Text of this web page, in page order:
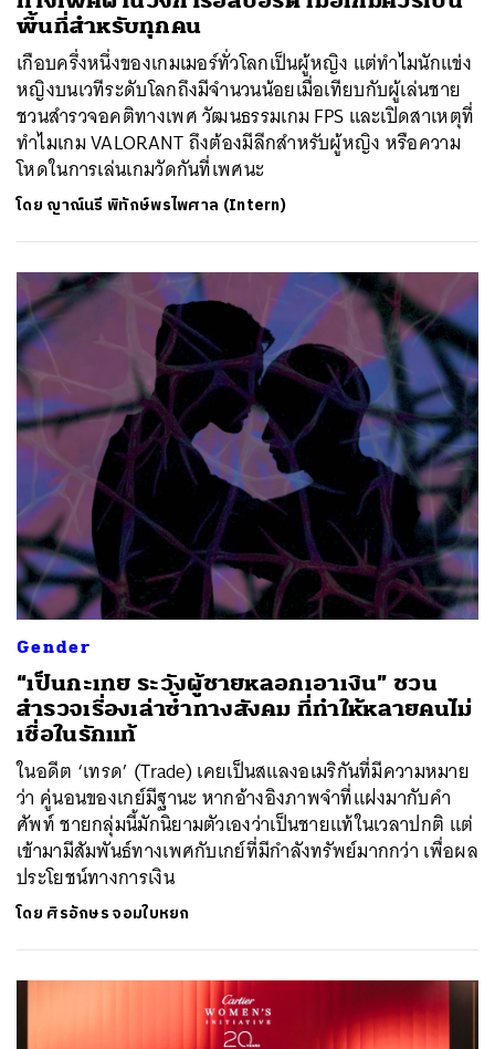
พื้นที่สำหรับทุกคน
เกือบครึ่งหนึ่งของเกมเมอร์ทั่วโลกเป็นผู้หญิง แต่ทำไมนักแข่ง
หญิงบนเวทีระดับโลกถึงมีจำนวนน้อยเมื่อเทียบกับผู้เล่นชาย
ชวนสำรวจอคติทางเพศ วัฒนธรรมเกม FPS และเปิดสาเหตุที่
ทำไมเกม VALORANT ถึงต้องมีลีกสำหรับผู้หญิง หรือความ
โหดในการเล่นเกมวัดกันที่เพศนะ
โดย ญาณ์นรี พิทักษ์พรไพศาล (Intern)
Gender
“เป็นกะเทย ระวังผู้ชายหลอกเอาเงิน” ชวน
สำรวจเรื่องเล่าซ้ำทางสังคม ที่ทำให้หลายคนไม่
เชื่อในรักแท้
ในอดีต ‘เทรด’ (Trade) เคยเป็นสแลงอเมริกันที่มีความหมาย
ว่า คู่นอนของเกย์มีฐานะ หากอ้างอิงภาพจำที่แฝงมากับคำ
ศัพท์ ชายกลุ่มนี้มักนิยามตัวเองว่าเป็นชายแท้ในเวลาปกติ แต่
เข้ามามีสัมพันธ์ทางเพศกับเกย์ที่มีกำลังทรัพย์มากกว่า เพื่อผล
ประโยชน์ทางการเงิน
โดย ศิรอักษร จอมใบหยก